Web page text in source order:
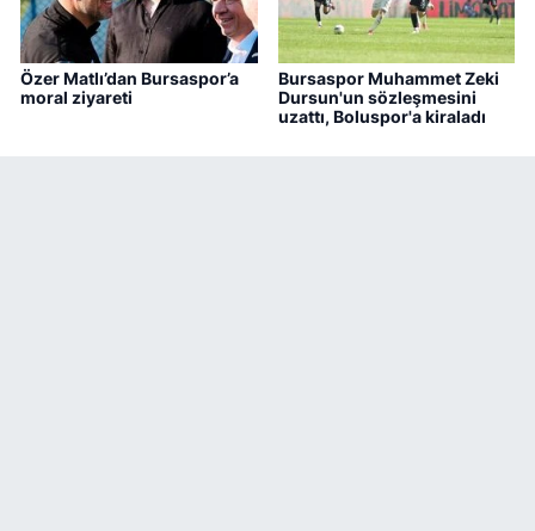
Özer Matlı’dan Bursaspor’a
moral ziyareti
Bursaspor Muhammet Zeki
Dursun'un sözleşmesini
uzattı, Boluspor'a kiraladı